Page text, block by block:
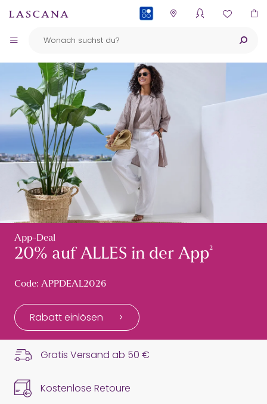
App-Deal
20% auf ALLES in der App²
Code: APPDEAL2026
Rabatt einlösen
Gratis Versand ab 50 €
Kostenlose Retoure